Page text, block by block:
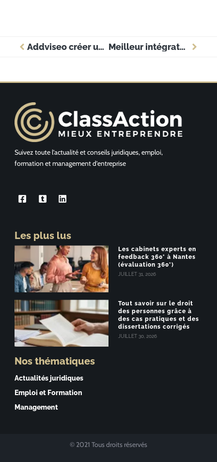
Addviseo créer un compte : la méthode pour une inscription rapide et réussie Meilleur intégrateur Sage en France : pourquoi Parthena Consultant s’impose comme la référence
Suivez toute l’actualité et conseils juridiques, emploi,
formation et management d’entreprise
Les plus lus
Les cabinets experts en
feedback 360° à Nantes
(évaluation 360°)
JUILLET 31, 2026
Tout savoir sur le droit
des personnes grâce à
des cas pratiques et des
dissertations corrigés
JUILLET 30, 2026
Nos thématiques
Actualités juridiques
Emploi et Formation
Management
© 2021 Tous droits réservés